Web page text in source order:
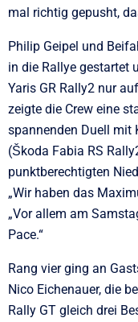
mal richtig gepusht,
Philip Geipel und
in die Rallye gestartet
Yaris GR Rally2 nur
zeigte die Crew eine
spannenden Duell mit
(Škoda Fabia RS
punktberechtigten
„Wir haben das
„Vor allem am
Pace.“
Rang vier ging an
Nico Eichenauer, die
Rally GT gleich drei